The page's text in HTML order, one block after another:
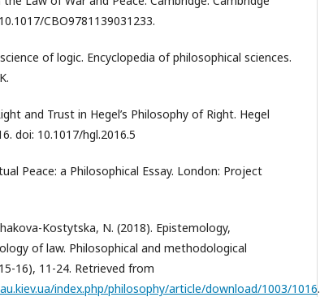
CBO9781139031233.
of logic. Encyclopedia of philosophical sciences.
and Trust in Hegel’s Philosophy of Right. Hegel
doi: 10.1017/hgl.2016.5
Peace: a Philosophical Essay. London: Project
Kostytska, N. (2018). Epistemology,
of law. Philosophical and methodological
16), 11-24. Retrieved from
index.php/philosophy/article/download/1003/1016.